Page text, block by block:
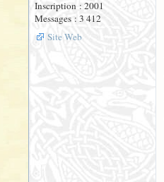
Inscription : 2001
Messages : 3 412
Site Web